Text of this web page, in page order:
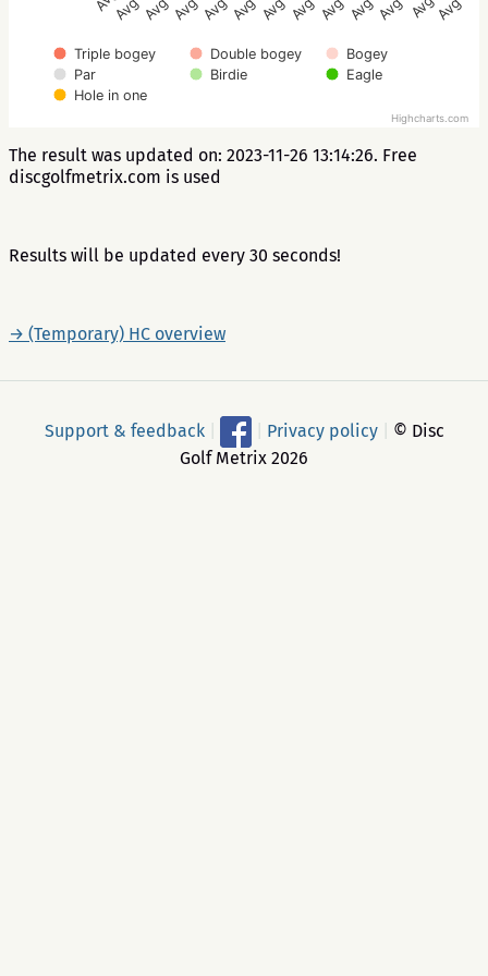
Triple bogey Double bogey
Bogey
Par
Birdie
Eagle
Hole in one
Highcharts.com
The result was updated on: 2023-11-26 13:14:26. Free
discgolfmetrix.com is used
Results will be updated every 30 seconds!
→ (Temporary) HC overview
Support & feedback Privacy policy
© Disc
Golf Metrix 2026